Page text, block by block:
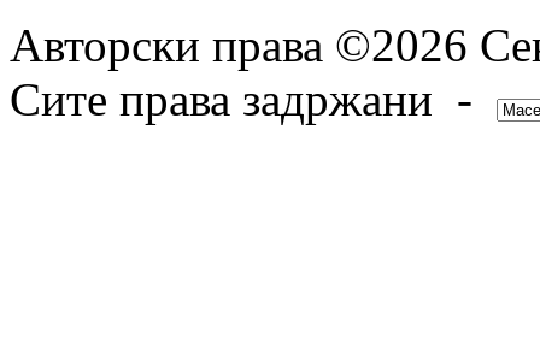
Авторски права ©2026
Сите права задржани -